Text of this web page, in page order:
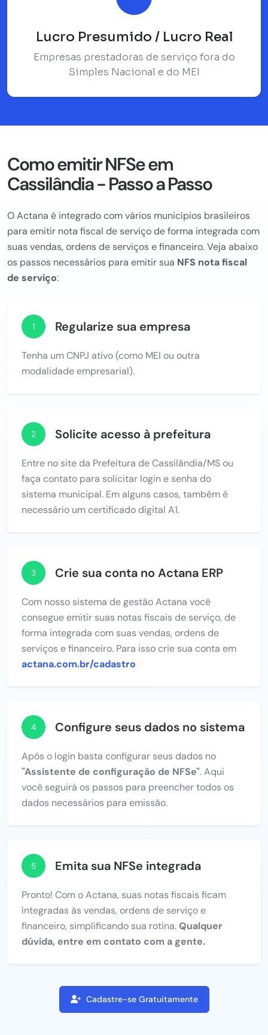
Lucro Presumido / Lucro Real
Empresas prestadoras de serviço fora do
Simples Nacional e do MEI
Como emitir NFSe em
Cassilândia - Passo a Passo
O Actana é integrado com vários municípios brasileiros
para emitir nota fiscal de serviço de forma integrada com
suas vendas, ordens de serviços e financeiro. Veja abaixo
os passos necessários para emitir sua NFS nota fiscal
de serviço:
1 Regularize sua empresa
Tenha um CNPJ ativo (como MEI ou outra
modalidade empresarial).
2 Solicite acesso à prefeitura
Entre no site da Prefeitura de Cassilândia/MS ou
faça contato para solicitar login e senha do
sistema municipal. Em alguns casos, também é
necessário um certificado digital A1.
3 Crie sua conta no Actana ERP
Com nosso sistema de gestão Actana você
consegue emitir suas notas fiscais de serviço, de
forma integrada com suas vendas, ordens de
serviços e financeiro. Para isso crie sua conta em
actana.com.br/cadastro
4 Configure seus dados no sistema
Após o login basta configurar seus dados no
"Assistente de configuração de NFSe". Aqui
você seguirá os passos para preencher todos os
dados necessários para emissão.
5 Emita sua NFSe integrada
Pronto! Com o Actana, suas notas fiscais ficam
integradas às vendas, ordens de serviço e
financeiro, simplificando sua rotina.Qualquer
dúvida, entre em contato com a gente.
Cadastre-se Gratuitamente